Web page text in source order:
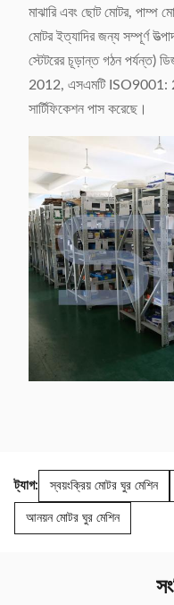
মাঝারি এবং ছোট মোটর, পাম্প
মোটর ইত্যাদির জন্য সম্পূর্ণ
স্টেটরের চূড়ান্ত গঠন পর্যন্ত)
2012, এসএমটি ISO9001:
সার্টিফিকেশন পাস করেছে।
ট্যাগ: স্বয়ংক্রিয় মোটর ঘুর মেশিন
আনয়ন মোটর ঘুর মেশিন